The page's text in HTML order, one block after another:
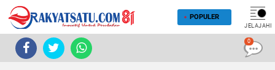
POPULER
JELAJAHI
0